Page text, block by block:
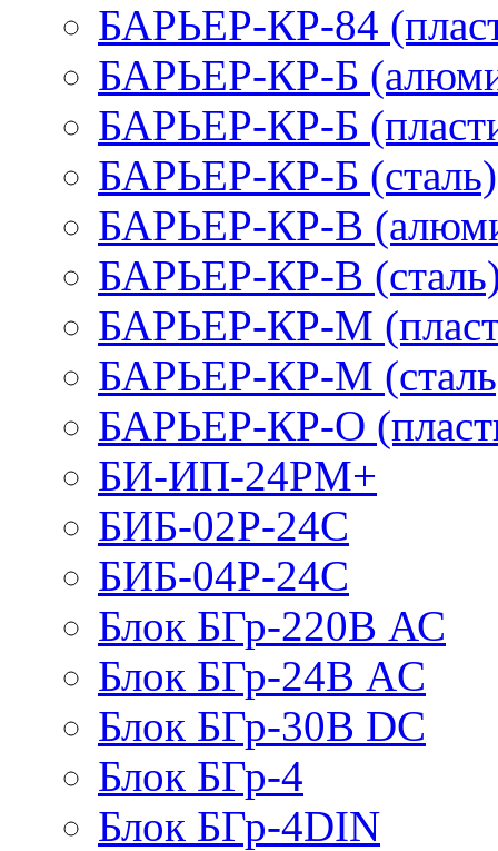
БАРЬЕР-КР-84
БАРЬЕР-КР-Б
БАРЬЕР-КР-Б
БАРЬЕР-КР-Б (сталь)
БАРЬЕР-КР-В
БАРЬЕР-КР-В
БАРЬЕР-КР-М
БАРЬЕР-КР-М
БАРЬЕР-КР-О
БИ-ИП-24РМ+
БИБ-02Р-24С
БИБ-04Р-24С
Блок БГр-220В АС
Блок БГр-24В AC
Блок БГр-30В DC
Блок БГр-4
Блок БГр-4DIN